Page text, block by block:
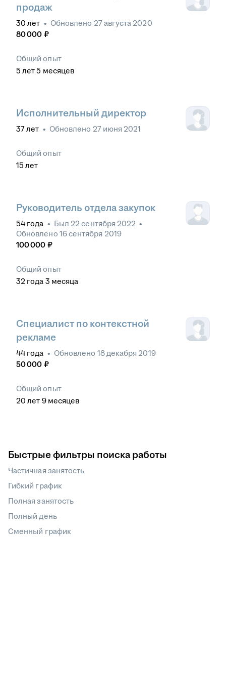
продаж
30 лет • Обновлено 27 августа 2020
80 000 ₽
Общий опыт
5 лет 5 месяцев
Исполнительный директор
37лет • Обновлено 27 июня 2021
Общий опыт
15 лет
Руководитель отдела закупок
54 года • Был 22 сентября 2022 •
Обновлено 16 сентября 2019
100 000 ₽
Общий опыт
32 года 3 месяца
Специалист по контекстной
рекламе
44 года • Обновлено 18 декабря 2019
50 000 ₽
Общий опыт
20 лет 9 месяцев
Быстрые фильтры поиска работы
Частичная занятость
Гибкий график
Полная занятость
Полный день
Сменный график